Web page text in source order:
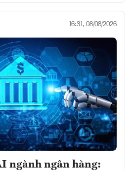
16:31, 08/08/2026
ngành ngân hàng: